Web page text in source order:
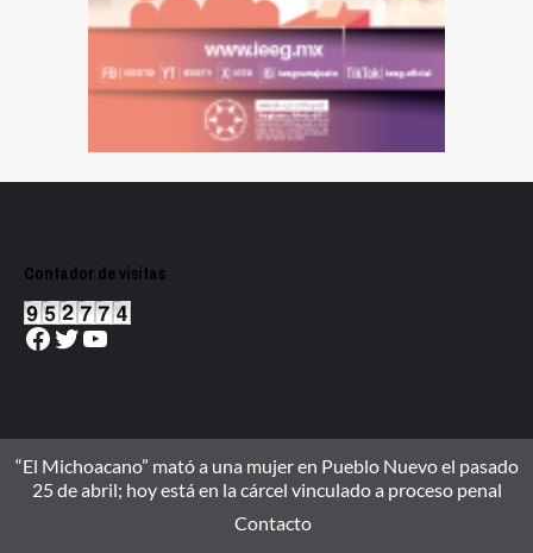
Contador de visitas
Facebook
Twitter
YouTube
“El Michoacano” mató a una mujer en Pueblo Nuevo el pasado
25 de abril; hoy está en la cárcel vinculado a proceso penal
Contacto